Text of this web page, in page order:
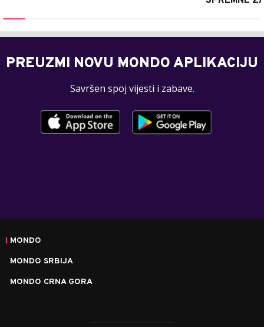
PREUZMI NOVU MONDO APLIKACIJU
Savršen spoj vijesti i zabave.
MONDO
MONDO SRBIJA
MONDO CRNA GORA